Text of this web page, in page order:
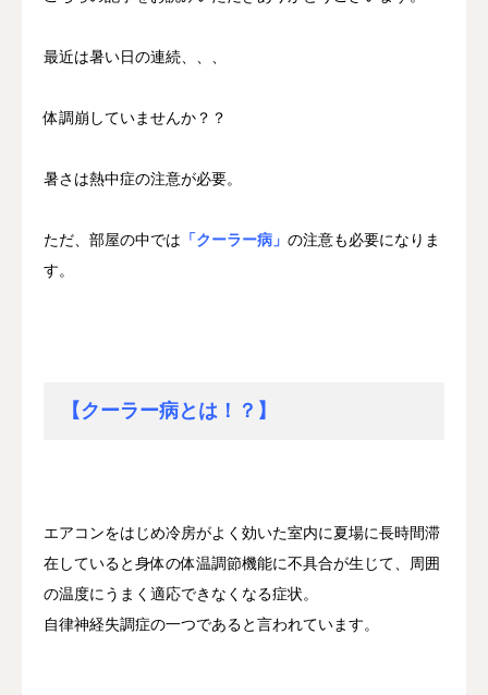
最近は暑い日の連続、、、
体調崩していませんか？？
暑さは熱中症の注意が必要。
ただ、部屋の中では 「クーラー病」 の注意も必要になりま
す。
【クーラー病とは！？】
エアコンをはじめ冷房がよく効いた室内に夏場に長時間滞
在していると身体の体温調節機能に不具合が生じて、周囲
の温度にうまく適応できなくなる症状。
自律神経失調症の一つであると言われています。